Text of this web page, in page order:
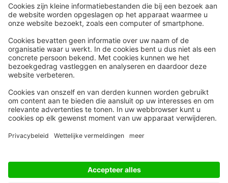
Nieuws
Whitepapers
Webinars
Word lid
Contact
HR Academy
HR Podcast
CHRO
HR Day
Volg Ons
Alle rechten voorbehouden
Privacyinstellingen